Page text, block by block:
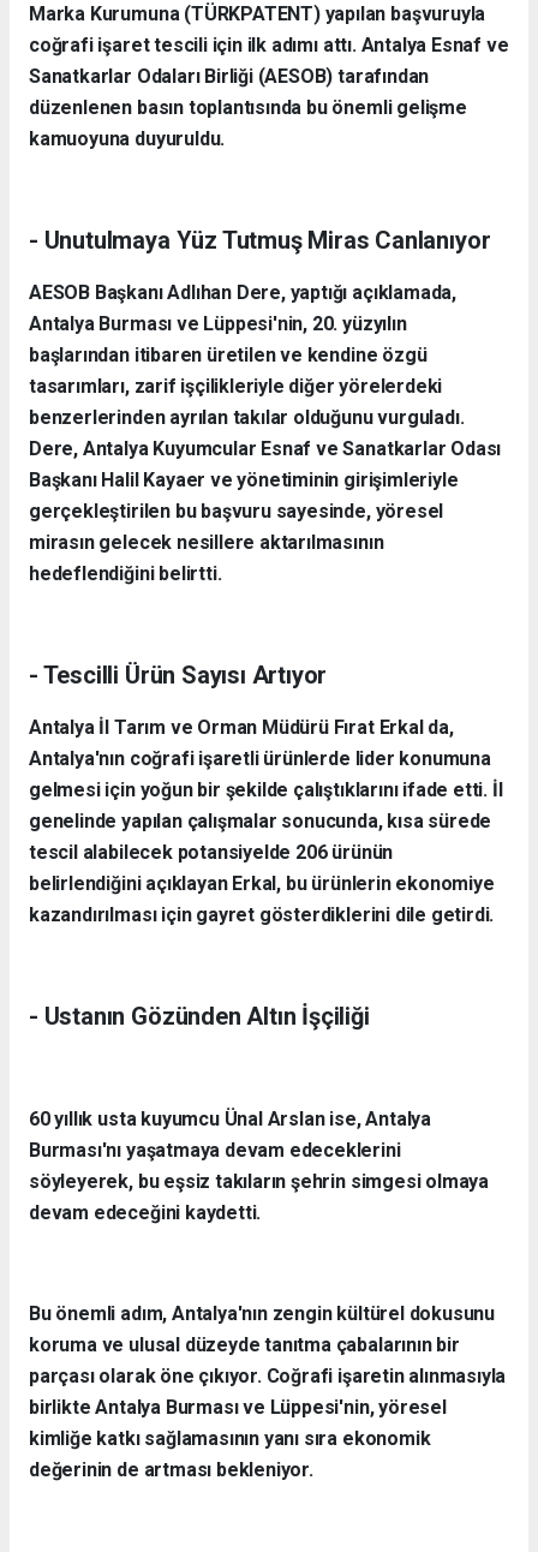
Marka Kurumuna (TÜRKPATENT) yapılan başvuruyla
coğrafi işaret tescili için ilk adımı attı. Antalya Esnaf ve
Sanatkarlar Odaları Birliği (AESOB) tarafından
düzenlenen basın toplantısında bu önemli gelişme
kamuoyuna duyuruldu.
- Unutulmaya Yüz Tutmuş Miras Canlanıyor
AESOB Başkanı Adlıhan Dere, yaptığı açıklamada,
Antalya Burması ve Lüppesi'nin, 20. yüzyılın
başlarından itibaren üretilen ve kendine özgü
tasarımları, zarif işçilikleriyle diğer yörelerdeki
benzerlerinden ayrılan takılar olduğunu vurguladı.
Dere, Antalya Kuyumcular Esnaf ve Sanatkarlar Odası
Başkanı Halil Kayaer ve yönetiminin girişimleriyle
gerçekleştirilen bu başvuru sayesinde, yöresel
mirasın gelecek nesillere aktarılmasının
hedeflendiğini belirtti.
- Tescilli Ürün Sayısı Artıyor
Antalya İl Tarım ve Orman Müdürü Fırat Erkal da,
Antalya'nın coğrafi işaretli ürünlerde lider konumuna
gelmesi için yoğun bir şekilde çalıştıklarını ifade etti. İl
genelinde yapılan çalışmalar sonucunda, kısa sürede
tescil alabilecek potansiyelde 206 ürünün
belirlendiğini açıklayan Erkal, bu ürünlerin ekonomiye
kazandırılması için gayret gösterdiklerini dile getirdi.
- Ustanın Gözünden Altın İşçiliği
60 yıllık usta kuyumcu Ünal Arslan ise, Antalya
Burması'nı yaşatmaya devam edeceklerini
söyleyerek, bu eşsiz takıların şehrin simgesi olmaya
devam edeceğini kaydetti.
Bu önemli adım, Antalya'nın zengin kültürel dokusunu
koruma ve ulusal düzeyde tanıtma çabalarının bir
parçası olarak öne çıkıyor. Coğrafi işaretin alınmasıyla
birlikte Antalya Burması ve Lüppesi'nin, yöresel
kimliğe katkı sağlamasının yanı sıra ekonomik
değerinin de artması bekleniyor.